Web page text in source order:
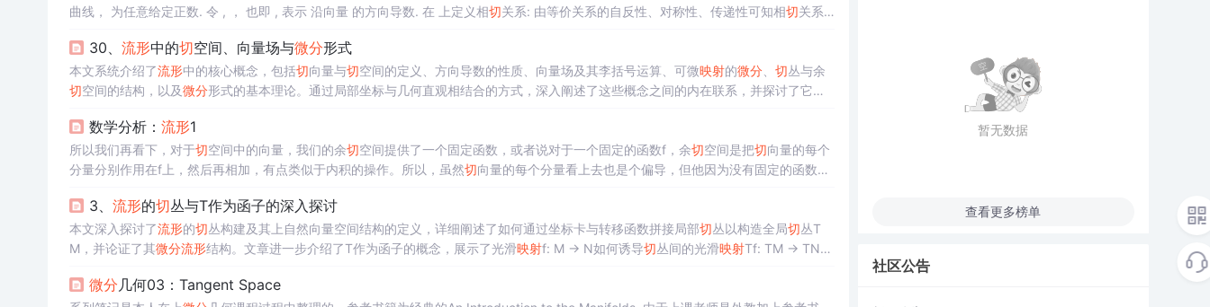
曲线， 为任意给定正数. 令 , ， 也即 , 表示 沿向量 的方向导数. 在 上定义相切关系: 由等价关系的自反性、对称性、传递性可知相切关系
30、 流形中的切空间、向量场与微分形式
本文系统介绍了流形中的核心概念，包括切向量与切空间的定义、方向导数的性质、向量场及其李括号运算、可微映射的微分、 切丛与余
切空间的结构，以及微分形式的基本理论。通过局部坐标与几何直观相结合的方式，深入阐述了这些概念之间的内在联系，并探讨了它们
几何与拓扑性质提供了坚实的理论基础。
数学分析： 流形1
所以我们再看下，对于切空间中的向量，我们的余切空间提供了一个固定函数，或者说对于一个固定的函数f，余切空间是把切向量的每个
分量分别作用在f上，然后再相加，有点类似于内积的操作。所以，虽然切向量的每个分量看上去也是个偏导，但他因为没有固定的函数，
F，是一个定义在流形道路上的函数f，它的微分运算具有(8)(9)的形式，那么他们肯定包含
3、 流形的切丛与T作为函子的深入探讨
本文深入探讨了流形的切丛构建及其上自然向量空间结构的定义，详细阐述了如何通过坐标卡与转移函数拼接局部切丛以构造全局切丛T
M，并论证了其微分流形结构。文章进一步介绍了T作为函子的概念，展示了光滑映射f: M → N如何诱导切丛间的光滑映射Tf: TM → TN，
与物理学中的基础作用。
微分几何03：Tangent Space
暂无数据
查看更多榜单
社区公告